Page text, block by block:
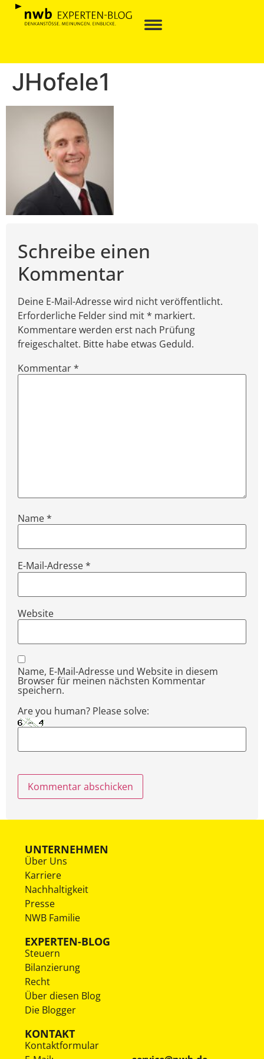
JHofele1
Schreibe einen
Kommentar
Deine E-Mail-Adresse wird nicht veröffentlicht.
Erforderliche Felder sind mit * markiert.
Kommentare werden erst nach Prüfung
freigeschaltet. Bitte habe etwas Geduld.
Kommentar*
Name*
E-Mail-Adresse*
Website
Name, E-Mail-Adresse und Website in diesem
Browser für meinen nächsten Kommentar
speichern.
Are you human? Please solve:
UNTERNEHMEN
Über Uns
Karriere
Nachhaltigkeit
Presse
NWB Familie
EXPERTEN-BLOG
Steuern
Bilanzierung
Recht
Über diesen Blog
Die Blogger
KONTAKT
Kontaktformular